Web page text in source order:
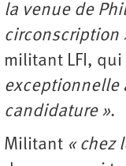
la venue de
circonscription
militant LFI,
exceptionnelle
candidature ».
Militant « chez